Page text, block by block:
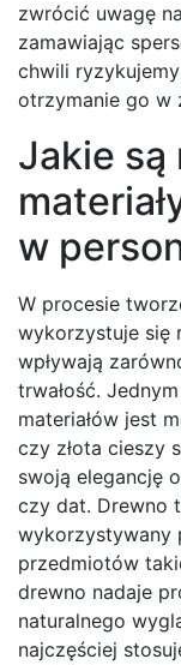
zwrócić uwagę
zamawiając
chwili
otrzymanie go w
Jakie są
w
W procesie
wykorzystuje się
wpływają
trwałość.
materiałów jest
czy złota cieszy
swoją elegancję
czy dat. Drewno
wykorzystywany
przedmiotów
drewno nadaje
naturalnego
najczęściej